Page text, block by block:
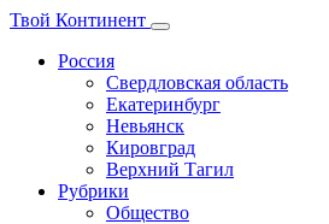
Твой Континент
Россия
Свердловская область
Екатеринбург
Невьянск
Кировград
Верхний Тагил
Рубрики
Общество